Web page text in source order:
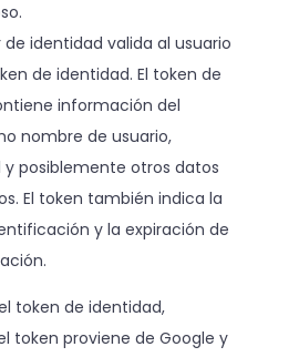
de identidad valida al usuario
de identidad. El token de
información del
nombre de usuario,
posiblemente otros datos
El token también indica la
y la expiración de
token de identidad,
token proviene de Google y